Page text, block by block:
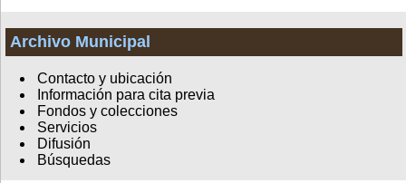
Archivo Municipal
Contacto y ubicación
Información para cita previa
Fondos y colecciones
Servicios
Difusión
Búsquedas